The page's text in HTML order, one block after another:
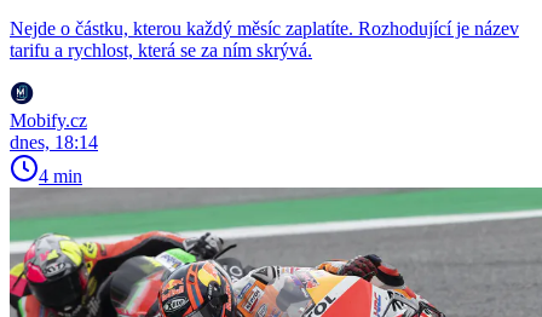
Nejde o částku, kterou každý měsíc zaplatíte. Rozhodující je název
tarifu a rychlost, která se za ním skrývá.
Mobify.cz
dnes, 18:14
4 min